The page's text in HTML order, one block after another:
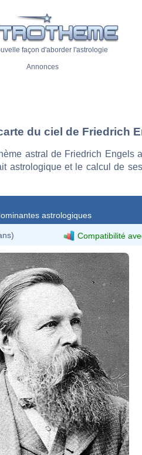
façon d'aborder l'astrologie
Annonces
du ciel de Friedrich
astral de Friedrich Engels
astrologique et le calcul de
astrologiques
Compatibilité